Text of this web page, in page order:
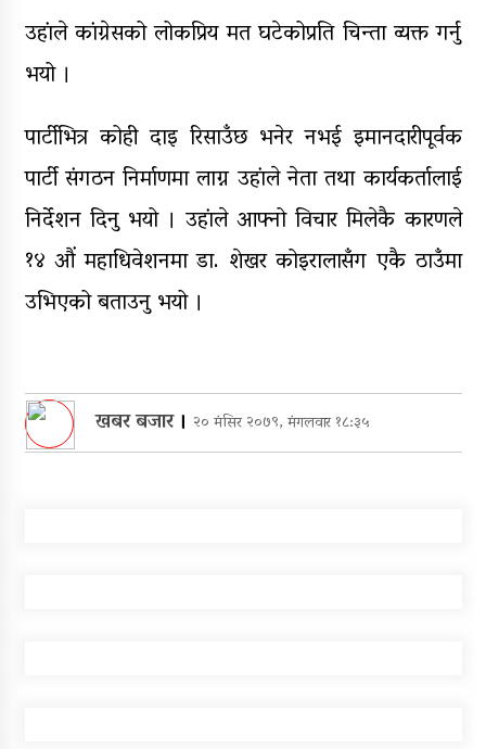
उहांले कांग्रेसको लोकप्रिय मत घटेकोप्रति चिन्ता व्यक्त गर्नु
भयो ।
पार्टीभित्र कोही दाइ रिसाउँछ भनेर नभई इमानदारीपूर्वक
पार्टी संगठन निर्माणमा लाग्न उहांले नेता तथा कार्यकर्तालाई
निर्देशन दिनु भयो । उहांले आफ्नो विचार मिलेकै कारणले
१४ औं महाधिवेशनमा डा. शेखर कोइरालासँग एकै ठाउँमा
उभिएको बताउनु भयो ।
खबर बजार। २० मंसिर २०७९, मंगलवार १८:३५